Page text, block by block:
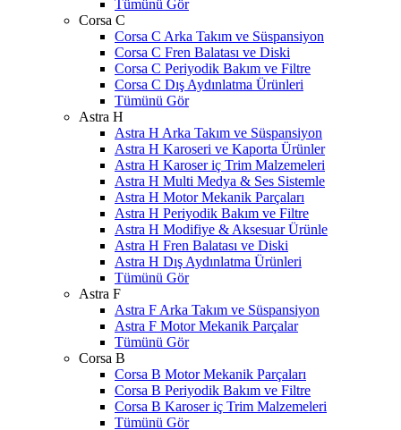
Tümünü Gör
Corsa C
Corsa C Arka Takım ve Süspansiyon
Corsa C Fren Balatası ve Diski
Corsa C Periyodik Bakım ve Filtre
Corsa C Dış Aydınlatma Ürünleri
Tümünü Gör
Astra H
Astra H Arka Takım ve Süspansiyon
Astra H Karoseri ve Kaporta Ürünler
Astra H Karoser iç Trim Malzemeleri
Astra H Multi Medya & Ses Sistemle
Astra H Motor Mekanik Parçaları
Astra H Periyodik Bakım ve Filtre
Astra H Modifiye & Aksesuar Ürünle
Astra H Fren Balatası ve Diski
Astra H Dış Aydınlatma Ürünleri
Tümünü Gör
Astra F
Astra F Arka Takım ve Süspansiyon
Astra F Motor Mekanik Parçalar
Tümünü Gör
Corsa B
Corsa B Motor Mekanik Parçaları
Corsa B Periyodik Bakım ve Filtre
Corsa B Karoser iç Trim Malzemeleri
Tümünü Gör